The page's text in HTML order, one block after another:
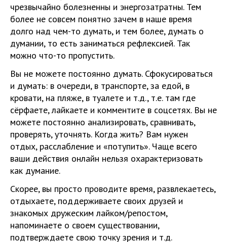
чрезвычайно болезненны и энергозатратны. Тем
более не совсем понятно зачем в наше время
долго над чем-то думать, и тем более, думать о
думании, то есть заниматься рефлексией. Так
можно что-то пропустить.
Вы не можете постоянно думать. Сфокусироваться
и думать: в очереди, в транспорте, за едой, в
кровати, на пляже, в туалете и т.д., т.е. там где
сёрфаете, лайкаете и комментите в соцсетях. Вы не
можете постоянно анализировать, сравнивать,
проверять, уточнять. Когда жить? Вам нужен
отдых, расслабление и «потупить». Чаще всего
ваши действия онлайн нельзя охарактеризовать
как думание.
Скорее, вы просто проводите время, развлекаетесь,
отдыхаете, поддерживаете своих друзей и
знакомых дружеским лайком/репостом,
напоминаете о своем существовании,
подтверждаете свою точку зрения и т.д.